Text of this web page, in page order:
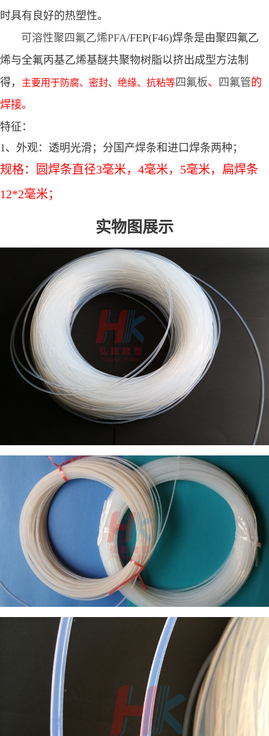
时具有良好的热塑性。
可溶性聚四氟乙烯PFA/FEP(F46)焊条是由聚四氟乙
烯与全氟丙基乙烯基醚共聚物树脂以挤出成型方法制
得，
主要用于防腐、密封、绝缘、抗粘等四氟板、 四氟管的
焊接。
特征：
1、外观：透明光滑；分国产焊条和进口焊条两种；
规格：圆焊条直径3毫米，4毫米，5毫米，扁焊条
12*2毫米；
实物图展示